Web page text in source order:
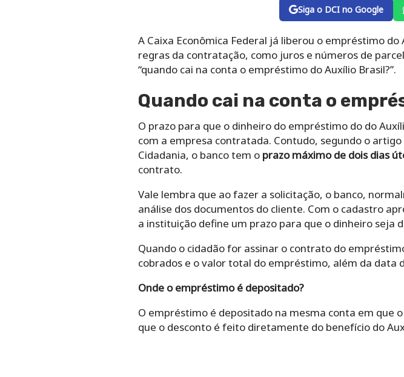
Siga o DCI no Google
A Caixa Econômica Federal já liberou o empréstimo
regras da contratação, como juros e números de
“quando cai na conta o empréstimo do Auxílio Brasil?”.
Quando cai na conta o
O prazo para que o dinheiro do empréstimo do do
com a empresa contratada. Contudo, segundo o
Cidadania, o banco tem oprazo máximo de dois dias
contrato.
Vale lembra que ao fazer a solicitação, o banco,
análise dos documentos do cliente. Com o cadastro
a instituição define um prazo para que o dinheiro seja
Quando o cidadão for assinar o contrato do
cobrados e o valor total do empréstimo, além da data
Onde o empréstimo é depositado?
O empréstimo é depositado na mesma conta em que
que o desconto é feito diretamente do benefício do